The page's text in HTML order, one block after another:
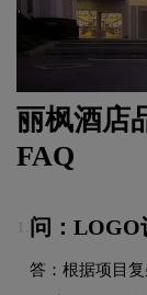
丽枫酒店
FAQ
问：LOGO
答：根据项目